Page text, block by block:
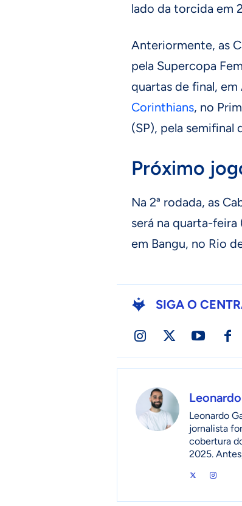
lado da torcida em
Anteriormente, as
pela Supercopa
quartas de final, em
Corinthians, no
(SP), pela semifinal
Próximo
Na 2ª rodada, as
será na quarta-feira
em Bangu, no Rio
SIGA O
Leonardo
jornalista
cobertura
2025.